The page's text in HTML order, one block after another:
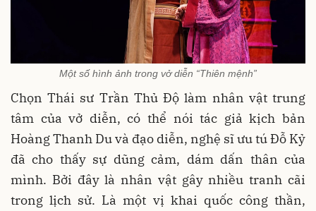
Một số hình ảnh trong vở diễn “Thiên mệnh”
Chọn Thái sư Trần Thủ Độ làm nhân vật trung
tâm của vở diễn, có thể nói tác giả kịch bản
Hoàng Thanh Du và đạo diễn, nghệ sĩ ưu tú Đỗ Kỷ
đã cho thấy sự dũng cảm, dám dấn thân của
mình. Bởi đây là nhân vật gây nhiều tranh cãi
trong lịch sử. Là một vị khai quốc công thần,